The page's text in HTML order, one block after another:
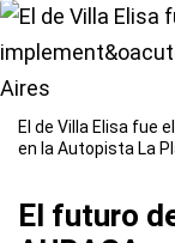
El de Villa Elisa fue
en la Autopista La
El futuro